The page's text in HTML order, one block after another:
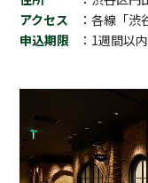
アクセス
：各線「渋
申込期限
：1週間以